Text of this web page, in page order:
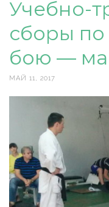
Учебно-
сборы
бою —
МАЙ 11, 2017